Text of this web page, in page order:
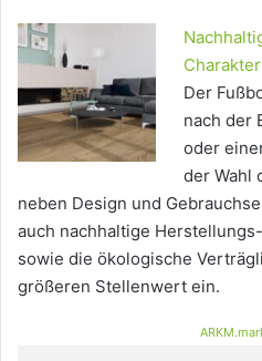
Charakter
Der
nach der
oder
der Wahl
neben Design und
auch nachhaltige
sowie die ökologische
größeren Stellenwert ein.